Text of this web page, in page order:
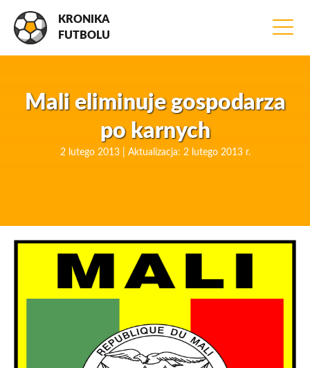
KRONIKA
FUTBOLU
Mali eliminuje gospodarza
po karnych
2 lutego 2013 | Aktualizacja: 2 lutego 2013 r.